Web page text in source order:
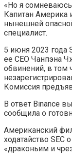
«Но я
Капитан Америка
нынешней
специалист.
5 июня 2023 года
ее CEO Чанпэна
обвинений, в том
Комиссия
В ответ Binance
сообщила о
Американский
ходатайство SEC
«драконьим и